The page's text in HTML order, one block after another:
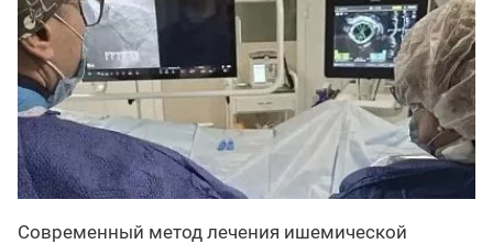
Современный метод лечения ишемической